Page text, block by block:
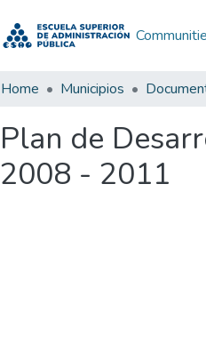
Home Municipios
Plan de
2008 - 2011